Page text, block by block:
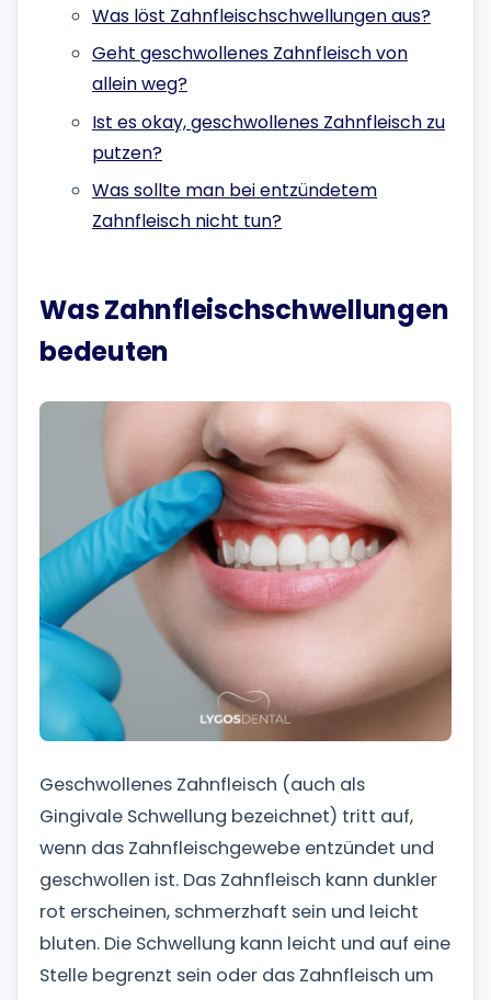
Was löst Zahnfleischschwellungen aus?
Geht geschwollenes Zahnfleisch von
allein weg?
Ist es okay, geschwollenes Zahnfleisch zu
putzen?
Was sollte man bei entzündetem
Zahnfleisch nicht tun?
Was Zahnfleischschwellungen
bedeuten
Geschwollenes Zahnfleisch (auch als
Gingivale Schwellung bezeichnet) tritt auf,
wenn das Zahnfleischgewebe entzündet und
geschwollen ist. Das Zahnfleisch kann dunkler
rot erscheinen, schmerzhaft sein und leicht
bluten. Die Schwellung kann leicht und auf eine
Stelle begrenzt sein oder das Zahnfleisch um